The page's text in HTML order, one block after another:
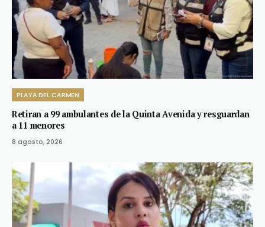
PLAYA DEL CARMEN
Retiran a 99 ambulantes de la Quinta Avenida y resguardan
a 11 menores
8 agosto, 2026